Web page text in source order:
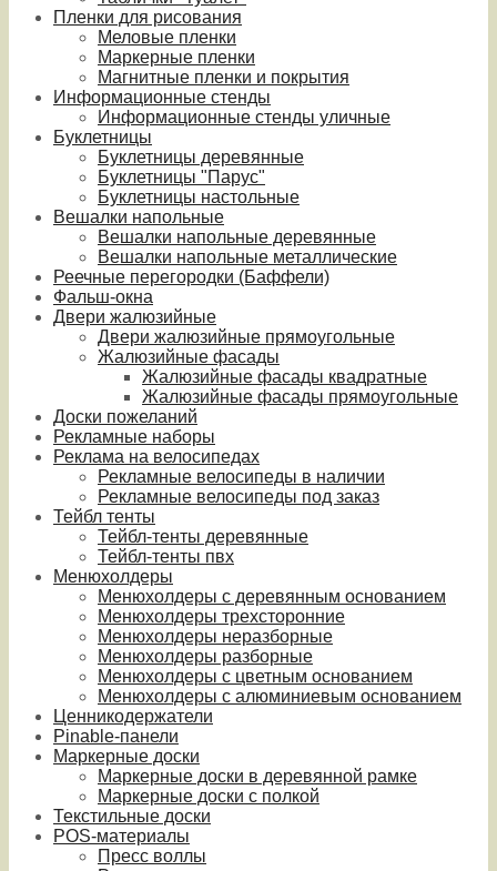
Пленки для рисования
Меловые пленки
Маркерные пленки
Магнитные пленки и покрытия
Информационные стенды
Информационные стенды уличные
Буклетницы
Буклетницы деревянные
Буклетницы "Парус"
Буклетницы настольные
Вешалки напольные
Вешалки напольные деревянные
Вешалки напольные металлические
Реечные перегородки (Баффели)
Фальш-окна
Двери жалюзийные
Двери жалюзийные прямоугольные
Жалюзийные фасады
Жалюзийные фасады квадратные
Жалюзийные фасады прямоугольные
Доски пожеланий
Рекламные наборы
Реклама на велосипедах
Рекламные велосипеды в наличии
Рекламные велосипеды под заказ
Тейбл тенты
Тейбл-тенты деревянные
Тейбл-тенты пвх
Менюхолдеры
Менюхолдеры с деревянным основанием
Менюхолдеры трехсторонние
Менюхолдеры неразборные
Менюхолдеры разборные
Менюхолдеры с цветным основанием
Менюхолдеры с алюминиевым основанием
Ценникодержатели
Pinable-панели
Маркерные доски
Маркерные доски в деревянной рамке
Маркерные доски с полкой
Текстильные доски
POS-материалы
Пресс воллы